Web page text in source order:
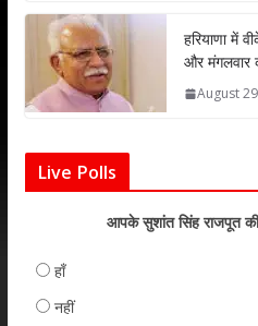
हरियाणा में
और मंगलवार
August
Live Polls
आपके सुशांत सिंह राजपूत की
हाँ
नहीं